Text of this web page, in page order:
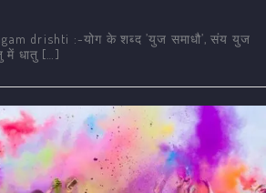
drishti :-योग के शब्द ’युज समाधौ’, संय युज
में धातु […]